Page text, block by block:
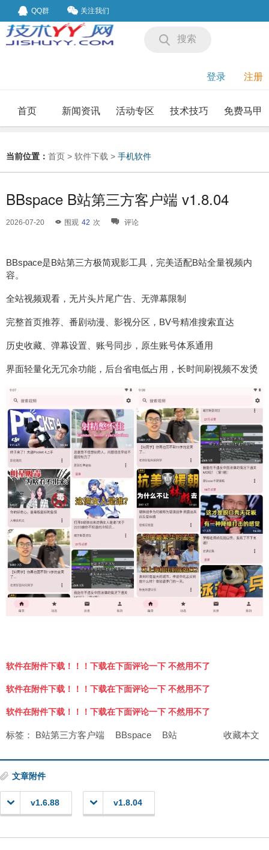
QQ群 关注我们
搜索
登录 注册
首页 新闻资讯 活动专区 技术技巧 免费马甲
当前位置： 首页 > 软件下载 > 手机软件
BBspace B站第三方客户端 v1.8.04
2026-07-20 围观 42 次 评论
BBspace是B站第三方极简观影工具，完美适配B站全量视频内
容。
全站视频观看，无片头片尾广告、无弹幕限制
完整首页推荐、番剧动漫、影视分区，BV号精准搜索直达
历史收藏、弹幕设置、账号同步，原生账号体系通用
界面轻量化无冗余功能，后台省电低占用，长时间刷视频不发烫
软件在附件下载！！！下载在下面评论一下 不然用不了
软件在附件下载！！！下载在下面评论一下 不然用不了
软件在附件下载！！！下载在下面评论一下 不然用不了
收藏本文
标签： B站第三方客户端 BBspace B站
文章附件
v1.6.88 v1.8.04